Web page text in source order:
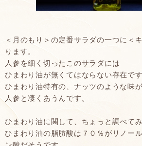
＜月のもり＞の定番サラダの一つに＜
ります。
人参を細く切ったこのサラダには
ひまわり油が無くてはならない存在です
ひまわり油特有の、ナッツのような味が
人参と凄くあうんです。
ひまわり油に関して、ちょっと調べてみ
ひまわり油の脂肪酸は７０％がリノー